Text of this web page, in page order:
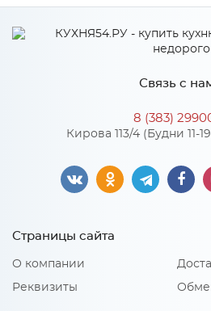
Высота 100
Количество упаковок: 1
Связь с
8 (383)
Кирова 113/4 (Будни 11-
Страницы сайта
О компании
Реквизиты